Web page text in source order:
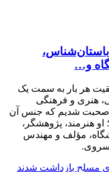
باستان‌شناس،
و…
هر بار به سمت یک
هنری و فرهنگی
صحبت شدیم که جنس آن
هنرمند، پژوهشگر،
مؤلف و مهندس